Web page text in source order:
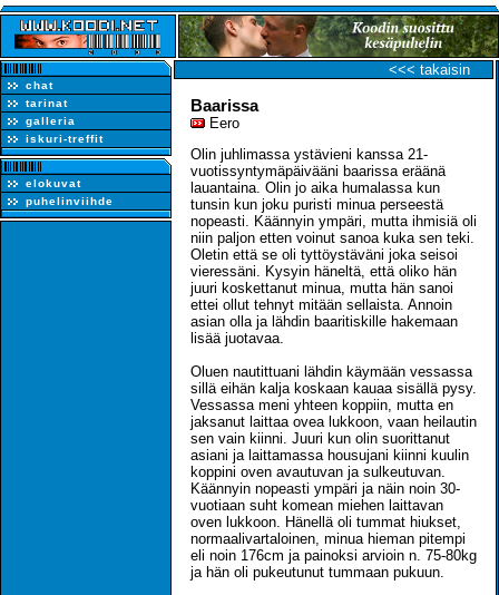
chat
tarinat
galleria
iskuri-treffit
elokuvat
puhelinviihde
<<< takaisin
Baarissa
Eero
Olin juhlimassa ystävieni kanssa 21-
vuotissyntymäpäivääni baarissa eräänä
lauantaina. Olin jo aika humalassa kun
tunsin kun joku puristi minua perseestä
nopeasti. Käännyin ympäri, mutta ihmisiä oli
niin paljon etten voinut sanoa kuka sen teki.
Oletin että se oli tyttöystäväni joka seisoi
vieressäni. Kysyin häneltä, että oliko hän
juuri koskettanut minua, mutta hän sanoi
ettei ollut tehnyt mitään sellaista. Annoin
asian olla ja lähdin baaritiskille hakemaan
lisää juotavaa.
Oluen nautittuani lähdin käymään vessassa
sillä eihän kalja koskaan kauaa sisällä pysy.
Vessassa meni yhteen koppiin, mutta en
jaksanut laittaa ovea lukkoon, vaan heilautin
sen vain kiinni. Juuri kun olin suorittanut
asiani ja laittamassa housujani kiinni kuulin
koppini oven avautuvan ja sulkeutuvan.
Käännyin nopeasti ympäri ja näin noin 30-
vuotiaan suht komean miehen laittavan
oven lukkoon. Hänellä oli tummat hiukset,
normaalivartaloinen, minua hieman pitempi
eli noin 176cm ja painoksi arvioin n. 75-80kg
ja hän oli pukeutunut tummaan pukuun.